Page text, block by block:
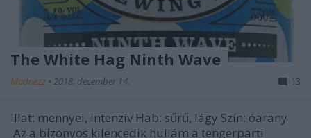
The White Hag Ninth Wave
Madnezz • 2018. december 14. 13
Illat: mennyei, intenzív Hab: sűrű, lágy Szín: óarany
Az a bizonyos kilencedik hullám a tengerparti